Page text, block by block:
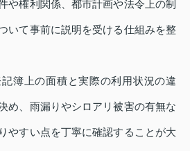
や権利関係、都市計画や法令上の制
いて事前に説明を受ける仕組みを整
簿上の面積と実際の利用状況の違
め、雨漏りやシロアリ被害の有無な
やすい点を丁寧に確認することが大